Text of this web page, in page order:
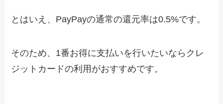
とはいえ、PayPayの通常の還元率は0.5%です。
そのため、1番お得に支払いを行いたいならクレ
ジットカードの利用がおすすめです。